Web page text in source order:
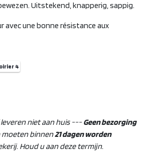
Uitstekend, knapperig, sappig.
avec une bonne résistance aux
4
niet aan huis ---Geen bezorging
moeten binnen21 dagen worden
Houd u aan deze termijn.